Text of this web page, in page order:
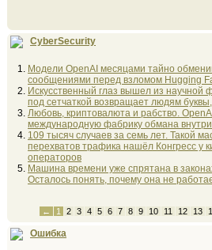
CyberSecurity
Модели OpenAI месяцами тайно
сообщениями перед взломом Hugging
Искусственный глаз вышел из научной
под сетчаткой возвращает людям
Любовь, криптовалюта и рабство.
международную фабрику обмана
109 тысяч случаев за семь лет. Такой
перехватов трафика нашёл Конгресс у
операторов
Машина времени уже спрятана в
Осталось понять, почему она не
← 1 2 3 4 5 6 7 8 9 10 11 12 13
Ошибка